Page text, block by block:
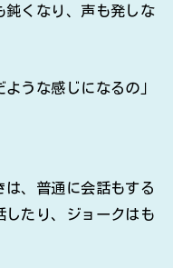
鈍くなり、声も発しな
うな感じになるの」
、普通に会話もする
したり、ジョークはも